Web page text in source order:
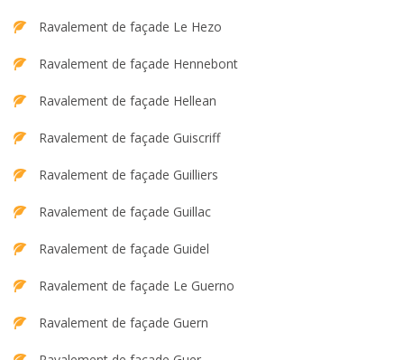
Ravalement de façade Le Hezo
Ravalement de façade Hennebont
Ravalement de façade Hellean
Ravalement de façade Guiscriff
Ravalement de façade Guilliers
Ravalement de façade Guillac
Ravalement de façade Guidel
Ravalement de façade Le Guerno
Ravalement de façade Guern